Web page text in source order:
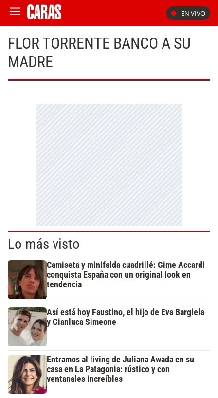
EN VIVO
FLOR TORRENTE BANCO A SU
MADRE
Lo más visto
Camiseta y minifalda cuadrillé: Gime Accardi
conquista España con un original look en
tendencia
Así está hoy Faustino, el hijo de Eva Bargiela
y Gianluca Simeone
Entramos al living de Juliana Awada en su
casa en La Patagonia: rústico y con
ventanales increíbles